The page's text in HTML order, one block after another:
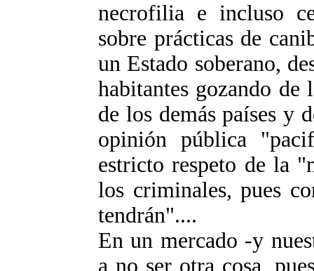
necrofilia e incluso
sobre prácticas de
un Estado soberano,
habitantes gozando de
de los demás países y
opinión pública
estricto respeto de la
los criminales, pues
tendrán"....
En un mercado -y
a no ser otra cosa,